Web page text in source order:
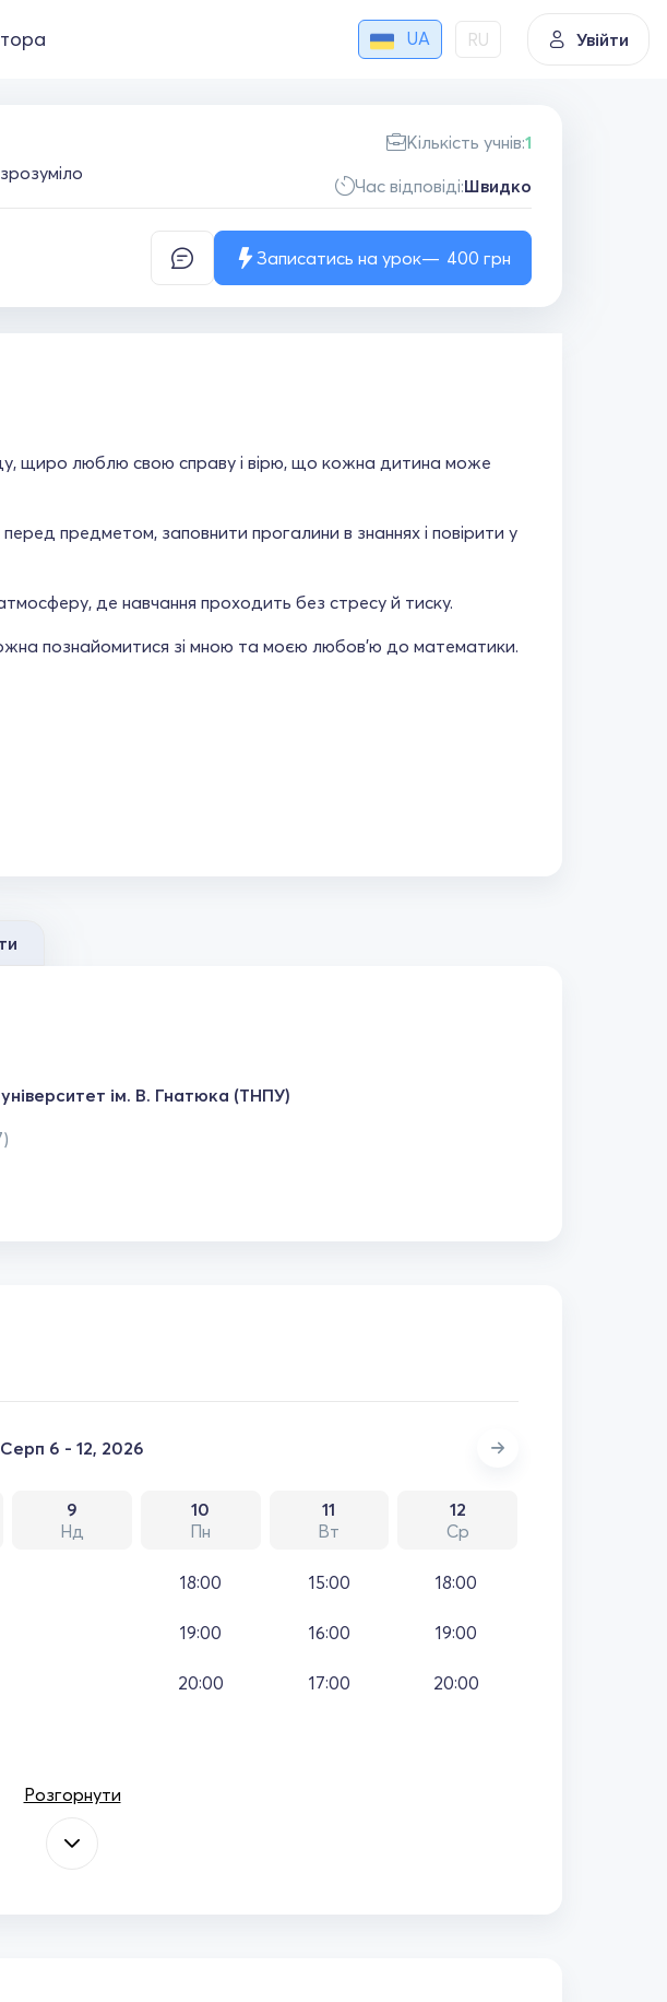
UA RU Увійти
Кількість учнів:1
Час відповіді:Швидко
Записатись на урок 400 грн
щиро люблю свою справу і вірю, що кожна дитина може
предметом, заповнити прогалини в знаннях і повірити у
де навчання проходить без стресу й тиску.
познайомитися зі мною та моєю любов’ю до математики.
ім. В. Гнатюка (ТНПУ)
Серп 6 - 12, 2026
9
Нд
10
Пн
11
Вт
12
Ср
18:00
19:00
20:00
15:00
16:00
17:00
18:00
19:00
20:00
Розгорнути